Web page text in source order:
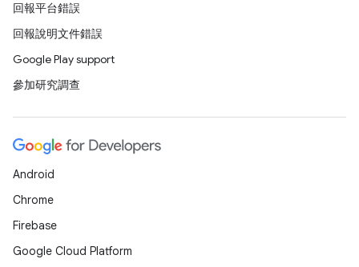
回報平台錯誤
回報說明文件錯誤
Google Play support
參加研究調查
Android
Chrome
Firebase
Google Cloud Platform